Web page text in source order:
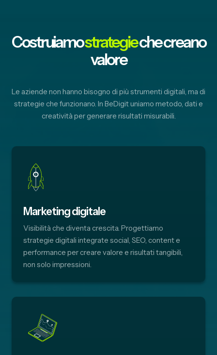
Costruiamostrategieche creano
valore
Le aziende non hanno bisogno di più strumenti digitali, ma di
strategie che funzionano. In BeDigit uniamo metodo, dati e
creatività per generare risultati misurabili.
Marketing digitale
Visibilità che diventa crescita. Progettiamo
strategie digitali integrate social, SEO, content e
performance per creare valore e risultati tangibili,
non solo impressioni.